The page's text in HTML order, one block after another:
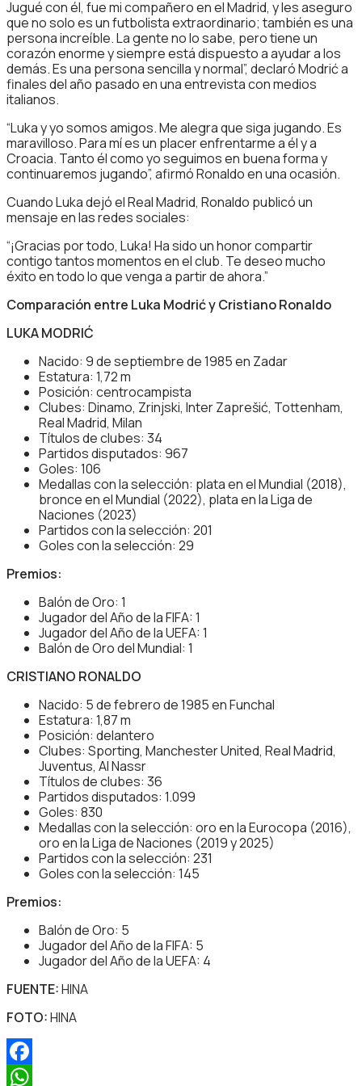
Jugué con él, fue mi compañero en el Madrid, y les aseguro
que no solo es un futbolista extraordinario; también es una
persona increíble. La gente no lo sabe, pero tiene un
corazón enorme y siempre está dispuesto a ayudar a los
demás. Es una persona sencilla y normal”, declaró Modrić a
finales del año pasado en una entrevista con medios
italianos.
“Luka y yo somos amigos. Me alegra que siga jugando. Es
maravilloso. Para mí es un placer enfrentarme a él y a
Croacia. Tanto él como yo seguimos en buena forma y
continuaremos jugando”, afirmó Ronaldo en una ocasión.
Cuando Luka dejó el Real Madrid, Ronaldo publicó un
mensaje en las redes sociales:
“¡Gracias por todo, Luka! Ha sido un honor compartir
contigo tantos momentos en el club. Te deseo mucho
éxito en todo lo que venga a partir de ahora.”
Comparación entre Luka Modrić y Cristiano Ronaldo
LUKA MODRIĆ
Nacido: 9 de septiembre de 1985 en Zadar
Estatura: 1,72 m
Posición: centrocampista
Clubes: Dinamo, Zrinjski, Inter Zaprešić, Tottenham,
Real Madrid, Milan
Títulos de clubes: 34
Partidos disputados: 967
Goles: 106
Medallas con la selección: plata en el Mundial (2018),
bronce en el Mundial (2022), plata en la Liga de
Naciones (2023)
Partidos con la selección: 201
Goles con la selección: 29
Premios:
Balón de Oro: 1
Jugador del Año de la FIFA: 1
Jugador del Año de la UEFA: 1
Balón de Oro del Mundial: 1
CRISTIANO RONALDO
Nacido: 5 de febrero de 1985 en Funchal
Estatura: 1,87 m
Posición: delantero
Clubes: Sporting, Manchester United, Real Madrid,
Juventus, Al Nassr
Títulos de clubes: 36
Partidos disputados: 1.099
Goles: 830
Medallas con la selección: oro en la Eurocopa (2016),
oro en la Liga de Naciones (2019 y 2025)
Partidos con la selección: 231
Goles con la selección: 145
Premios:
Balón de Oro: 5
Jugador del Año de la FIFA: 5
Jugador del Año de la UEFA: 4
FUENTE:HINA
FOTO:HINA
Facebook